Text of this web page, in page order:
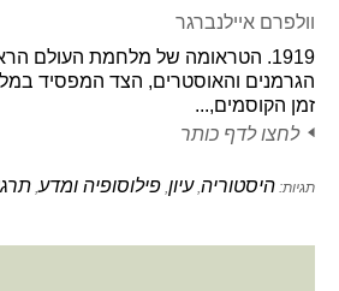
וולפרם איילנברגר
1919. הטראומה של מלחמת העולם
הגרמנים והאוסטרים, הצד המפסיד
זמן הקוסמים,...
לחצו לדף כותר
תגיות: היסטוריה ,עיון פילוסופיה ומדע,